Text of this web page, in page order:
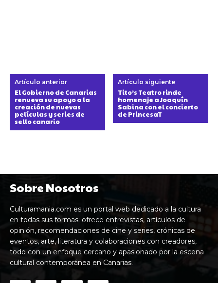
Artículo anterior
El Gobierno de Canarias
renueva su apoyo a la
creación de nuevas
películas y series de
sello canario
Artículo siguiente
Tito’s Teatro rinde
homenaje a Joaquín
Sabina con el concierto
de PrincesaT
Sobre Nosotros
Culturamania.com es un portal web dedicado a la cultura
en todas sus formas: ofrece entrevistas, artículos de
opinión, recomendaciones de cine y series, crónicas de
eventos, arte, literatura y colaboraciones con creadores,
todo con un enfoque cercano y apasionado por la escena
cultural contemporánea en Canarias.